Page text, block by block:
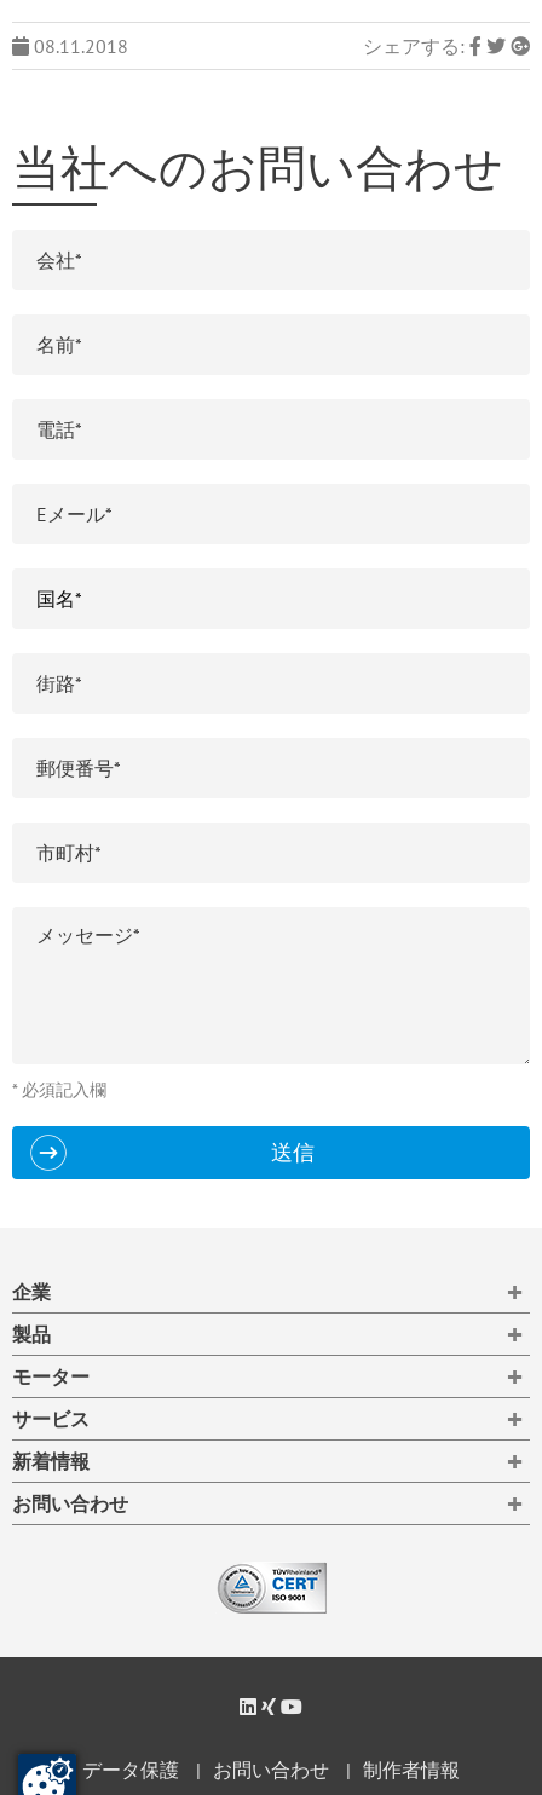
08.11.2018 シェアする:
当社へのお問い合わせ
* 必須記入欄
送信
企業
製品
モーター
サービス
新着情報
お問い合わせ
データ保護 お問い合わせ 制作者情報